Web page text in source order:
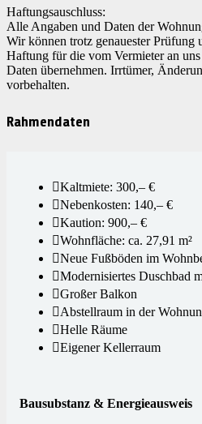
Haftungsauschluss:
Alle Angaben und Daten der
Wir können trotz genauester Prüfung
Haftung für die vom Vermieter an
Daten übernehmen. Irrtümer,
vorbehalten.
Rahmendaten
Kaltmiete: 300,– €
Nebenkosten: 140,– €
Kaution: 900,– €
Wohnfläche: ca. 27,91 m²
Neue Fußböden im
Modernisiertes Duschbad
Großer Balkon
Abstellraum in der
Helle Räume
Eigener Kellerraum
Bausubstanz & Energieausweis